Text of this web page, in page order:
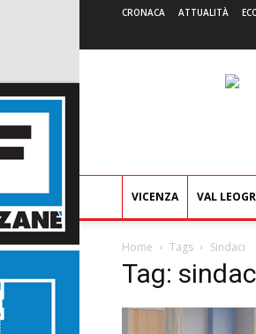
CRONACA ATTUALITÀ
VICENZA VAL
Home Tags Sindaci
Tag: